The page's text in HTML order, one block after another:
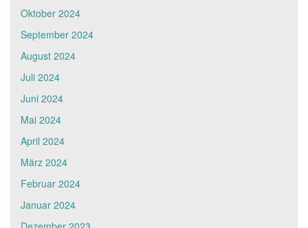
Oktober 2024
September 2024
August 2024
Juli 2024
Juni 2024
Mai 2024
April 2024
März 2024
Februar 2024
Januar 2024